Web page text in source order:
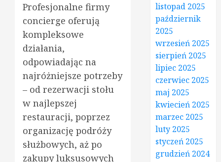
Profesjonalne firmy
concierge oferują
kompleksowe
działania,
odpowiadając na
najróżniejsze potrzeby
– od rezerwacji stołu
w najlepszej
restauracji, poprzez
organizację podróży
służbowych, aż po
zakupy luksusowych
listopad 2025
październik
2025
wrzesień 2025
sierpień 2025
lipiec 2025
czerwiec 2025
maj 2025
kwiecień 2025
marzec 2025
luty 2025
styczeń 2025
grudzień 2024